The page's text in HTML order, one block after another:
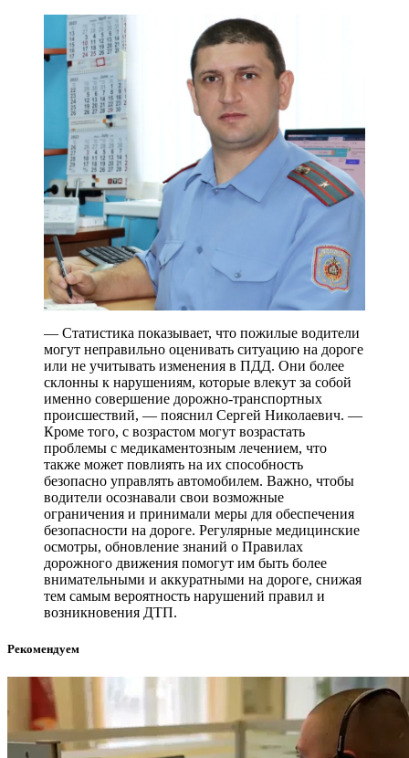
— Статистика показывает, что пожилые водители
могут неправильно оценивать ситуацию на дороге
или не учитывать изменения в ПДД. Они более
склонны к нарушениям, которые влекут за собой
именно совершение дорожно-транспортных
происшествий, — пояснил Сергей Николаевич. —
Кроме того, с возрастом могут возрастать
проблемы с медикаментозным лечением, что
также может повлиять на их способность
безопасно управлять автомобилем. Важно, чтобы
водители осознавали свои возможные
ограничения и принимали меры для обеспечения
безопасности на дороге. Регулярные медицинские
осмотры, обновление знаний о Правилах
дорожного движения помогут им быть более
внимательными и аккуратными на дороге, снижая
тем самым вероятность нарушений правил и
возникновения ДТП.
Рекомендуем